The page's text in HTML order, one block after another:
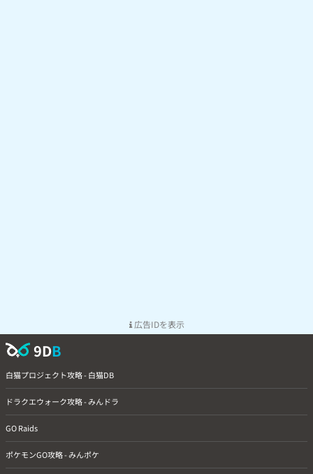
広告IDを表示
9DB
白猫プロジェクト攻略 - 白猫DB
ドラクエウォーク攻略 - みんドラ
GO Raids
ポケモンGO攻略 - みんポケ